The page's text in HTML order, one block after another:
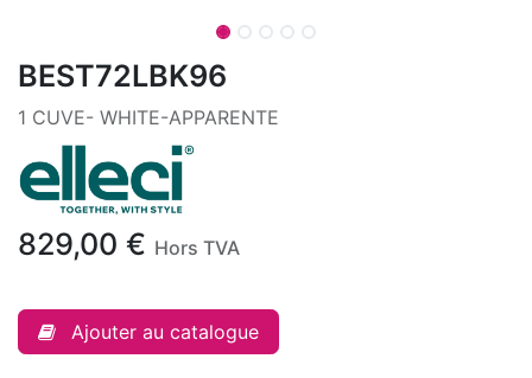
BEST72LBK96
1 CUVE- WHITE-APPARENTE
829,00 € Hors TVA
Ajouter au catalogue